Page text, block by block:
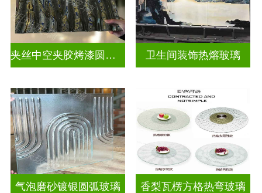
夹丝中空夹胶烤漆圆弧玻璃 卫生间装饰热熔玻璃
气泡磨砂镀银圆弧玻璃 香梨瓦楞方格热弯玻璃